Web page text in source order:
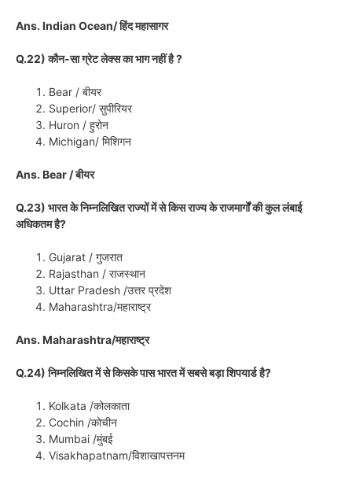
Ans. Indian Ocean/ हिंद महासागर
Q.22) कौन-सा ग्रेट लेक्स का भाग नहीं है ?
Bear / बीयर
Superior/ सुपीरियर
Huron / हुरोन
Michigan/ मिशिगन
Ans. Bear / बीयर
Q.23) भारत के निम्नलिखित राज्यों में से किस राज्य के राजमार्गों की कुल लंबाई
अधिकतम है?
Gujarat / गुजरात
Rajasthan / राजस्थान
Uttar Pradesh /उत्तर प्रदेश
Maharashtra/महाराष्ट्र
Ans. Maharashtra/महाराष्ट्र
Q.24) निम्नलिखित में से किसके पास भारत में सबसे बड़ा शिपयार्ड है?
Kolkata /कोलकाता
Cochin /कोचीन
Mumbai /मुंबई
Visakhapatnam/विशाखापत्तनम